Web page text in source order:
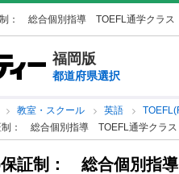
： 総合個別指導 TOEFL通学クラス
福岡版
都道府県選択
教室・スクール 英語
制： 総合個別指導 TOEFL通学クラス
保証制： 総合個別指